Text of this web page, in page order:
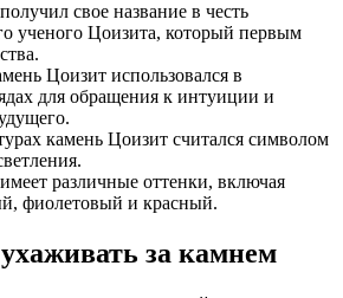
свое название в честь
ученого Цоизита, который первым
Цоизит использовался в
для обращения к интуиции и
камень Цоизит считался символом
различные оттенки, включая
фиолетовый и красный.
за камнем